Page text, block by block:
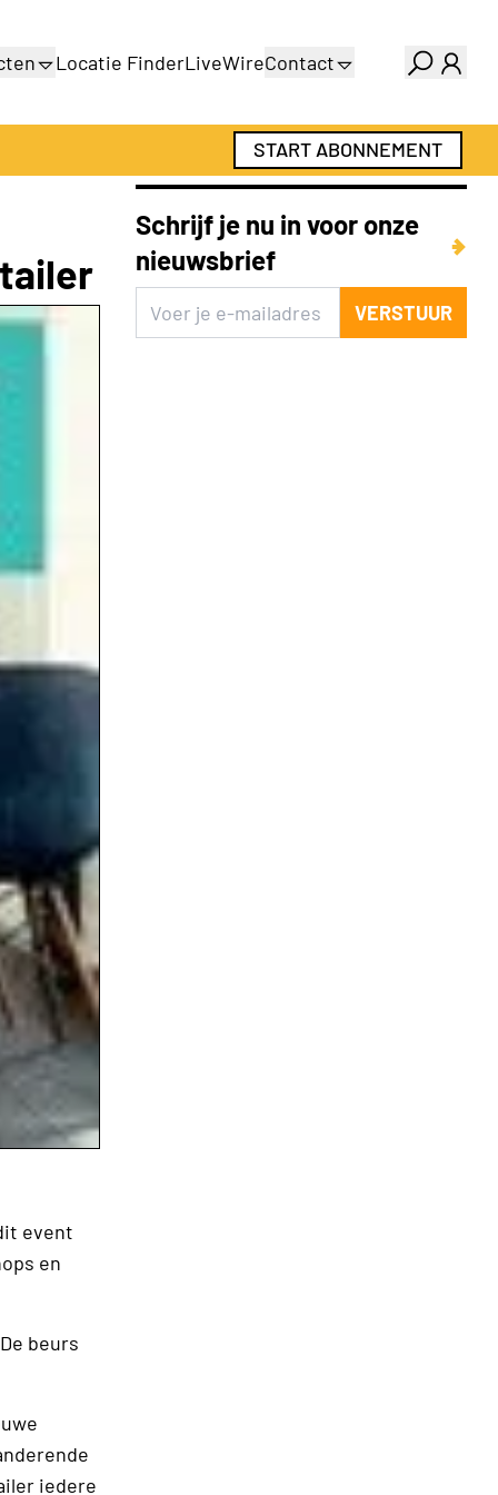
Locatie FinderLiveWireContact
Adverteren
Abonnementen
START ABONNEMENT
event
en
beurs
iedere
Schrijf je nu in voor onze
nieuwsbrief
VERSTUUR